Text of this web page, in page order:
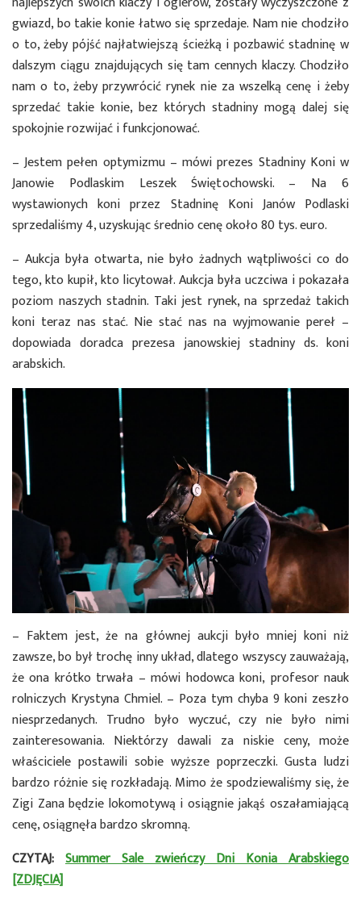
gwiazd, bo takie konie łatwo się sprzedaje. Nam nie chodziło
o to, żeby pójść najłatwiejszą ścieżką i pozbawić stadninę w
dalszym ciągu znajdujących się tam cennych klaczy. Chodziło
nam o to, żeby przywrócić rynek nie za wszelką cenę i żeby
sprzedać takie konie, bez których stadniny mogą dalej się
spokojnie rozwijać i funkcjonować.
– Jestem pełen optymizmu – mówi prezes Stadniny Koni w
Janowie Podlaskim Leszek Świętochowski. – Na 6
wystawionych koni przez Stadninę Koni Janów Podlaski
sprzedaliśmy 4, uzyskując średnio cenę około 80 tys. euro.
– Aukcja była otwarta, nie było żadnych wątpliwości co do
tego, kto kupił, kto licytował. Aukcja była uczciwa i pokazała
poziom naszych stadnin. Taki jest rynek, na sprzedaż takich
koni teraz nas stać. Nie stać nas na wyjmowanie pereł –
dopowiada doradca prezesa janowskiej stadniny ds. koni
arabskich.
– Faktem jest, że na głównej aukcji było mniej koni niż
zawsze, bo był trochę inny układ, dlatego wszyscy zauważają,
że ona krótko trwała – mówi hodowca koni, profesor nauk
rolniczych Krystyna Chmiel. – Poza tym chyba 9 koni zeszło
niesprzedanych. Trudno było wyczuć, czy nie było nimi
zainteresowania. Niektórzy dawali za niskie ceny, może
właściciele postawili sobie wyższe poprzeczki. Gusta ludzi
bardzo różnie się rozkładają. Mimo że spodziewaliśmy się, że
Zigi Zana będzie lokomotywą i osiągnie jakąś oszałamiającą
cenę, osiągnęła bardzo skromną.
CZYTAJ: Summer Sale zwieńczy Dni Konia Arabskiego
[ZDJĘCIA]